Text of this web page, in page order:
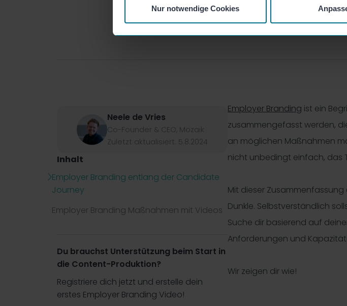
Nur notwendige Cookies
Neele de Vries
Co-Founder & CEO, Mozaik
Zuletzt aktualisiert: 5.8.2024
Inhalt
Employer Branding entlang der Candidate
Journey
Employer Branding Maßnahmen mit Videos
Du brauchst Unterstützung beim Start in
die Content-Produktion?
Registriere dich jetzt und erstelle dein
erstes Employer Branding Video!
Employer Branding ist ein
zusammengefasst werden,
an möglichen Maßnahmen
nicht unbedingt einfach, das
Mit dieser
Dunkle. Selbstverständlich
Suche dir basierend auf
Anforderungen und
Wir zeigen dir wie!